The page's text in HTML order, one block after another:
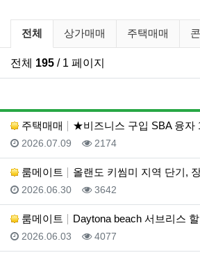
부동산/렌트 분류 목록
전체 상가매매 주택매매
전체 195 / 1 페이지
주택매매
★비즈니스 구입 SBA 융자
등록일
2026.07.09 조회
2174
룸메이트 올랜도 키씸미 지역 단기, 장기 방
등록일
2026.06.30 조회
3642
룸메이트 Daytona beach 서브리스
등록일
2026.06.03 조회
4077